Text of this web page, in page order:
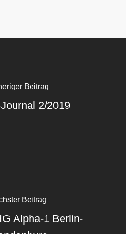
Beitrag
2/2019
Beitrag
Alpha-1 Berlin-